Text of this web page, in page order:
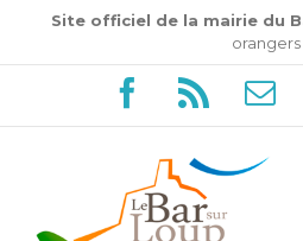
Passer
au
Site officiel de la mairie du
orangers
Facebook
Rss